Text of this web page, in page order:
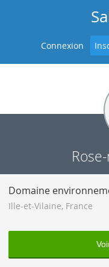
Connexion
Domaine
Ille-et-Vilaine, France